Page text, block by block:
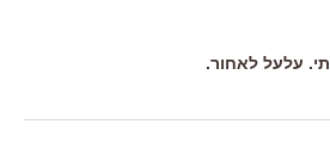
עלעל לאחור.